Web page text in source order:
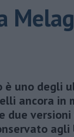
è uno degli
ancora in
due
agli